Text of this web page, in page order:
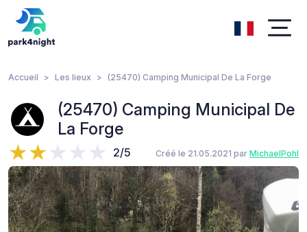
Accueil Les lieux (25470) Camping Municipal De La Forge
(25470) Camping Municipal De
La Forge
2/5 Créé le 21.05.2021 par MichaelPohl